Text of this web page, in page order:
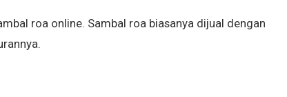
roa online. Sambal roa biasanya dijual dengan